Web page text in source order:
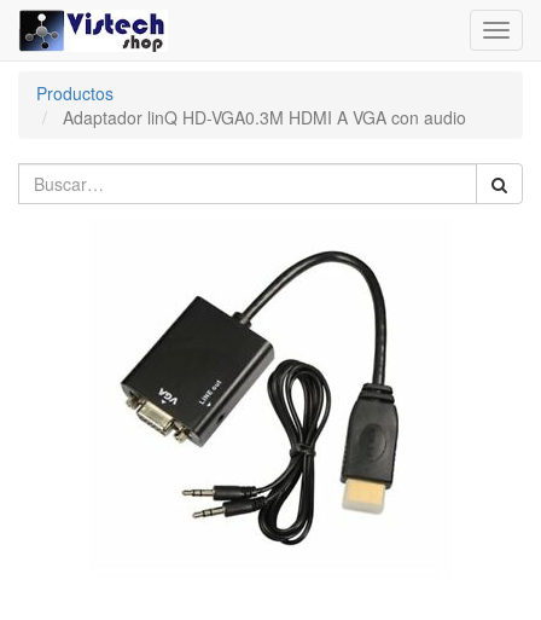
Productos
Adaptador linQ HD-VGA0.3M HDMI A VGA con audio